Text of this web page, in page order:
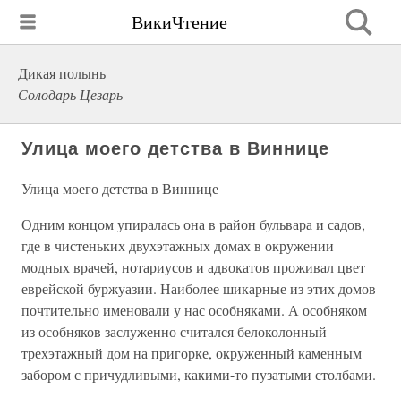
ВикиЧтение
Дикая полынь
Солодарь Цезарь
Улица моего детства в Виннице
Улица моего детства в Виннице
Одним концом упиралась она в район бульвара и садов,
где в чистеньких двухэтажных домах в окружении
модных врачей, нотариусов и адвокатов проживал цвет
еврейской буржуазии. Наиболее шикарные из этих домов
почтительно именовали у нас особняками. А особняком
из особняков заслуженно считался белоколонный
трехэтажный дом на пригорке, окруженный каменным
забором с причудливыми, какими-то пузатыми столбами.